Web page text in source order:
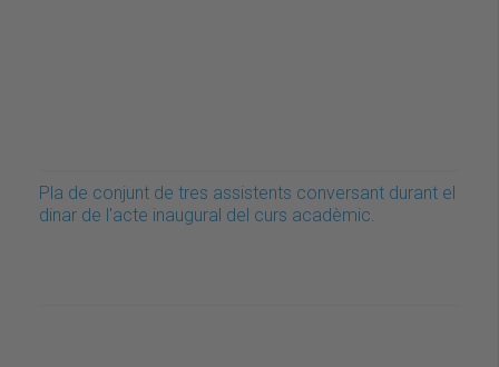
Pla de conjunt de tres assistents conversant durant el
dinar de l'acte inaugural del curs acadèmic.